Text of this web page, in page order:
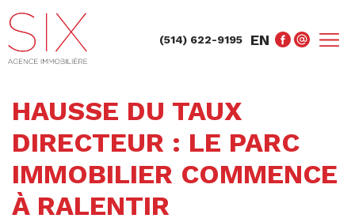
(514) 622-9195 EN
HAUSSE DU TAUX
DIRECTEUR : LE PARC
IMMOBILIER COMMENCE
À RALENTIR